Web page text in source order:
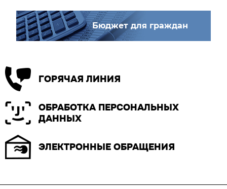
Бюджет для граждан
ГОРЯЧАЯ ЛИНИЯ
ОБРАБОТКА ПЕРСОНАЛЬНЫХ
ДАННЫХ
ЭЛЕКТРОННЫЕ ОБРАЩЕНИЯ